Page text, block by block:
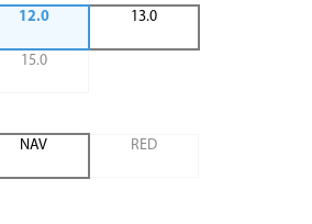
12.0 13.0
15.0
NAV RED